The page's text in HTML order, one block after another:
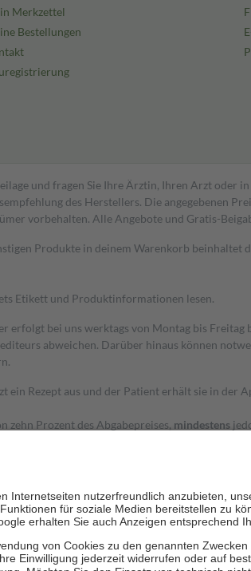
Merkzettel
Bestellungen
und fragen Sie Ihre Ärztin, Ihren Arzt
des Herstellers. Die angegebenen
vorbehalten. Alle Angebote und Gratis-
Produkte in deinem Warenkorb
Etikett und Produktinformationen lesen.
erfolgt bei uns werktags von Montag bis
abweichen. Darüber hinaus können
Rezept aus und der Patient erhält sie in
Prozent des Abgabepreises, mindestens
zu stärken und die besondere Stellung
mit Ausnahme der Fahrkosten
der GKV getragen werden